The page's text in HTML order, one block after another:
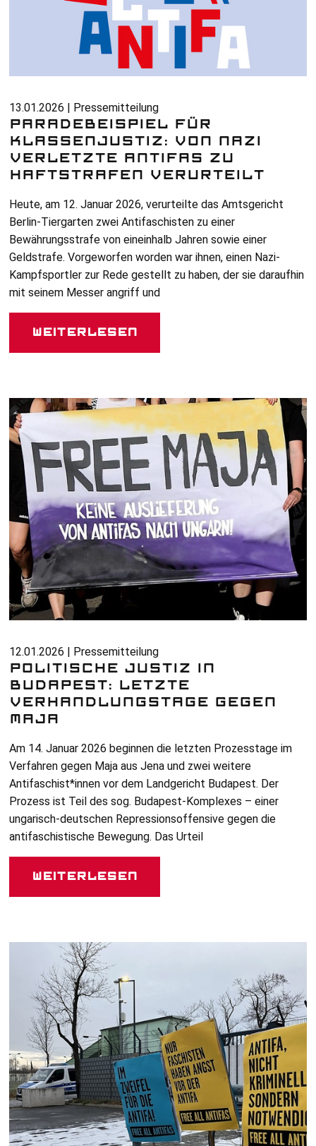
13.01.2026 | Pressemitteilung
PARADEBEISPIEL FÜR
KLASSENJUSTIZ: VON NAZI
VERLETZTE ANTIFAS ZU
HAFTSTRAFEN VERURTEILT
Heute, am 12. Januar 2026, verurteilte das Amtsgericht
Berlin-Tiergarten zwei Antifaschisten zu einer
Bewährungsstrafe von eineinhalb Jahren sowie einer
Geldstrafe. Vorgeworfen worden war ihnen, einen Nazi-
Kampfsportler zur Rede gestellt zu haben, der sie daraufhin
mit seinem Messer angriff und
Weiterlesen
12.01.2026 | Pressemitteilung
POLITISCHE JUSTIZ IN
BUDAPEST: LETZTE
VERHANDLUNGSTAGE GEGEN
MAJA
Am 14. Januar 2026 beginnen die letzten Prozesstage im
Verfahren gegen Maja aus Jena und zwei weitere
Antifaschist*innen vor dem Landgericht Budapest. Der
Prozess ist Teil des sog. Budapest-Komplexes – einer
ungarisch-deutschen Repressionsoffensive gegen die
antifaschistische Bewegung. Das Urteil
Weiterlesen